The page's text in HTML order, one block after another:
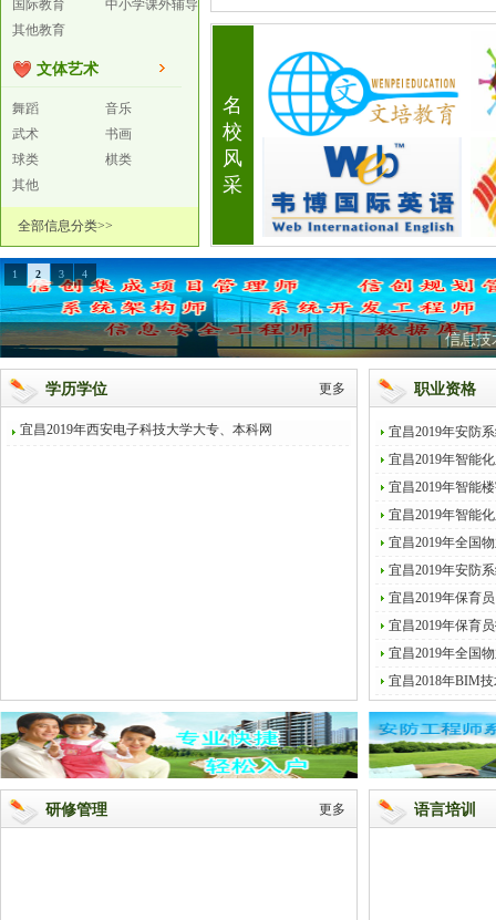
国际教育
中小学课外辅导
其他教育
文体艺术
舞蹈
音乐
武术
书画
球类
棋类
其他
全部信息分类>>
名
校
风
采
信息技
1 2 3 4
学历学位 更多
宜昌2019年西安电子科技大学大专、本科网
职业资格
宜昌2019年安防
宜昌2019年智能
宜昌2019年智能
宜昌2019年智能
宜昌2019年全国
宜昌2019年安防
宜昌2019年保育
宜昌2019年保育
宜昌2019年全国
宜昌2018年BIM
研修管理 更多 语言培训